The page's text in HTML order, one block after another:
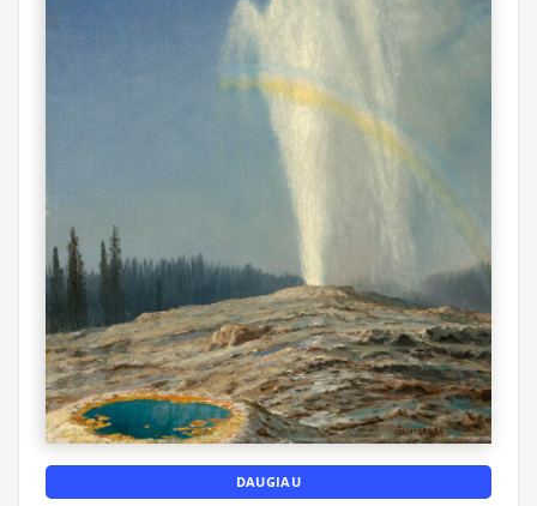
DAUGIAU